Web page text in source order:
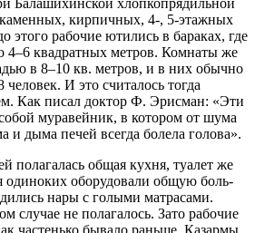
кирпичных, 4-, 5-этажных
этого рабочие ютились в бараках, где
4–6 квадратных метров. Комнаты же
в 8–10 кв. метров, и в них обычно
И это считалось тогда
Как пи­сал доктор Ф. Эрисман: «Эти
мура­вейник, в котором от шума
и дыма печей всегда болела голова».
полагалась общая кухня, туалет же
одиноких оборудовали общую боль­
нары с голыми матрасами.
случае не полагалось. Зато рабочие
частенько бывало раньше. Казармы